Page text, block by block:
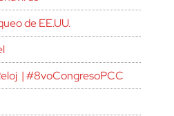
de EE.UU.
| #8voCongresoPCC